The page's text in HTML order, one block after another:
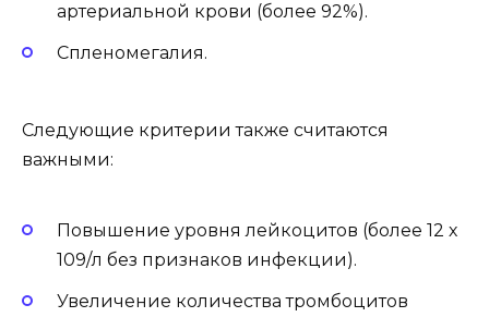
артериальной крови (более 92%).
Спленомегалия.
Следующие критерии также считаются
важными:
Повышение уровня лейкоцитов (более 12 х
109/л без признаков инфекции).
Увеличение количества тромбоцитов